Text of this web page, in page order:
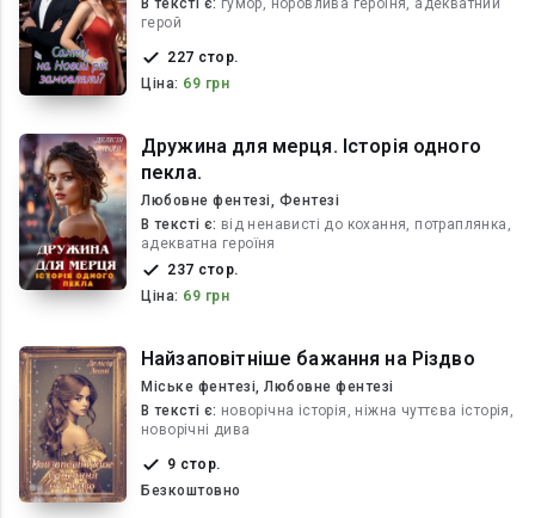
В текcті є: гумор, норовлива героїня, адекватний
герой
227 стор.
Ціна: 69 грн
Дружина для мерця. Історія одного
пекла.
Любовне фентезі, Фентезі
В текcті є: від ненависті до кохання, потраплянка,
адекватна героїня
237 стор.
Ціна: 69 грн
Найзаповітніше бажання на Різдво
Міське фентезі, Любовне фентезі
В текcті є: новорічна історія, ніжна чуттєва історія,
новорічні дива
9 стор.
Безкоштовно